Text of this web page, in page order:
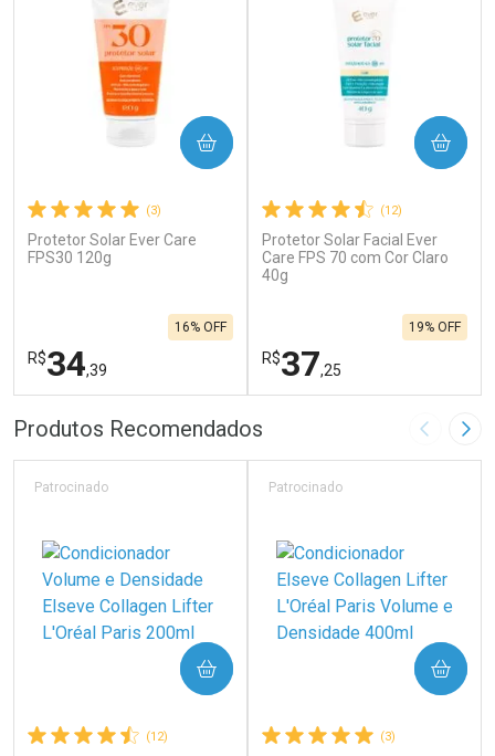
(3)
Protetor Solar Ever Care
FPS30 120g
R$34,39
16% OFF
COMPRAR
FECHAR
Laboratório
FECHAR
Por Menos
(12)
Protetor Solar Facial Ever
Care FPS 70 com Cor Claro
40g
R$37,25
19% OFF
COMPRAR
Laboratório
Por Menos
Produtos Recomendados Imagem
(12)
Patrocinado
COMPRAR
(3)
Patrocinado
COMPRAR